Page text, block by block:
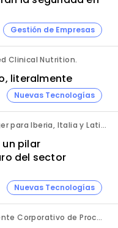
Gestión de Empresas
Clinical Nutrition.
literalmente
Nuevas Tecnologías
Carlos Vieira. Country Manager para Iberia, Italia y Latinoamérica. Hornetsecurity.
pilar
del sector
Nuevas Tecnologías
Jose Francisco Scutella. Gerente Corporativo de Procesos & Control Interno. Adium Pharma.